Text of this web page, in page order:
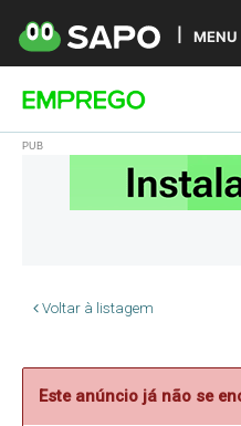
MENU
Voltar à listagem
Este anúncio já não se